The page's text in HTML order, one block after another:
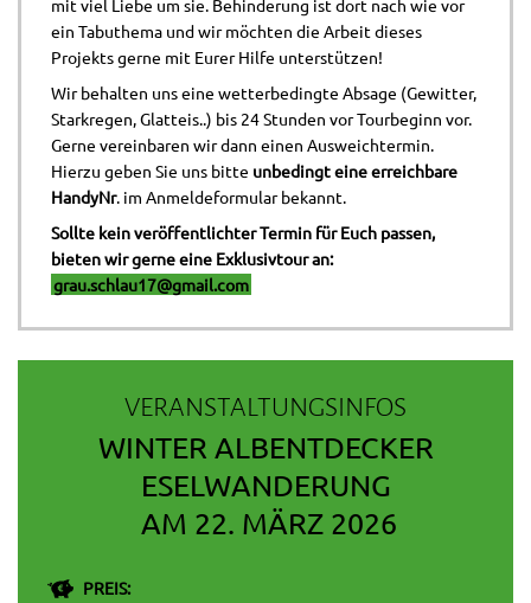
mit viel Liebe um sie. Behinderung ist dort nach wie vor
ein Tabuthema und wir möchten die Arbeit dieses
Projekts gerne mit Eurer Hilfe unterstützen!
Wir behalten uns eine wetterbedingte Absage (Gewitter,
Starkregen, Glatteis..) bis 24 Stunden vor Tourbeginn vor.
Gerne vereinbaren wir dann einen Ausweichtermin.
Hierzu geben Sie uns bitte unbedingt eine erreichbare
HandyNr. im Anmeldeformular bekannt.
Sollte kein veröffentlichter Termin für Euch passen,
bieten wir gerne eine Exklusivtour an:
grau.schlau17@gmail.com
VERANSTALTUNGSINFOS
WINTER ALBENTDECKER
ESELWANDERUNG
AM 22. MÄRZ 2026
PREIS: